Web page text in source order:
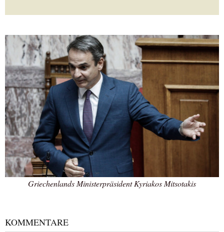
Griechenlands Ministerpräsident Kyriakos Mitsotakis
KOMMENTARE